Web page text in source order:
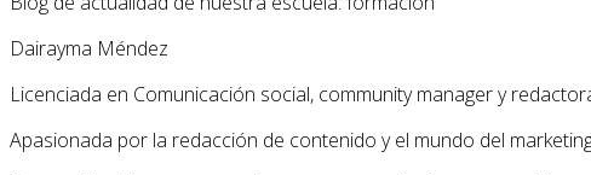
Dairayma Méndez
Licenciada en Comunicación social, community manager y
Apasionada por la redacción de contenido y el mundo del